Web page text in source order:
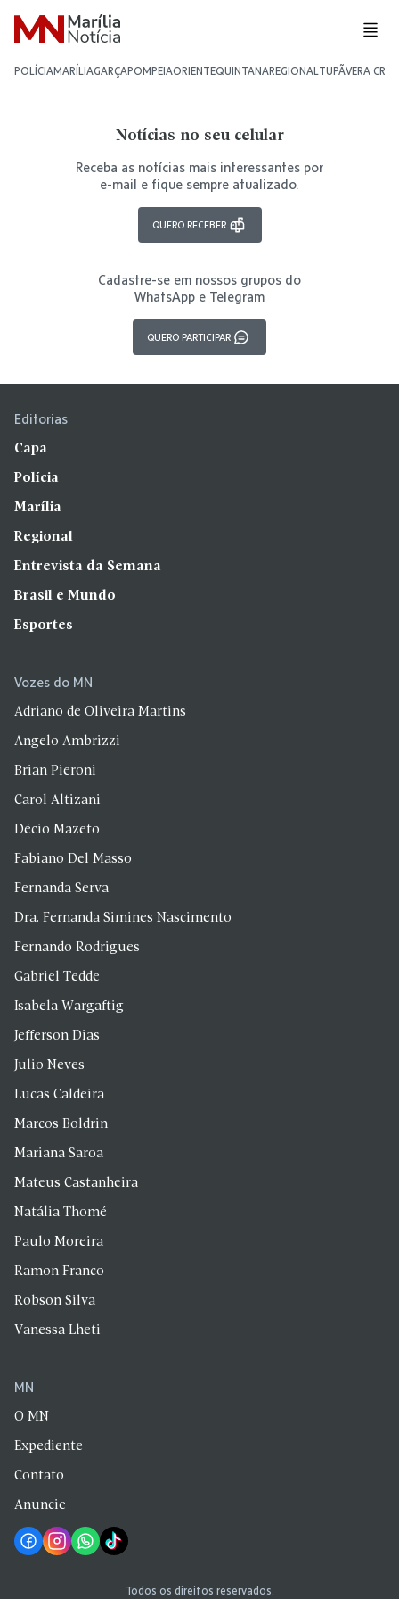
POLÍCIAMARÍLIAGARÇAPOMPEIAORIENTEQUINTANAREGIONALTUPÃVERA CRUZ
Notícias no seu celular
Receba as notícias mais interessantes por
e-mail e fique sempre atualizado.
QUERO RECEBER
Cadastre-se em nossos grupos do
WhatsApp e Telegram
QUERO PARTICIPAR
Editorias
Capa
Polícia
Marília
Regional
Entrevista da Semana
Brasil e Mundo
Esportes
Vozes do MN
Adriano de Oliveira Martins
Angelo Ambrizzi
Brian Pieroni
Carol Altizani
Décio Mazeto
Fabiano Del Masso
Fernanda Serva
Dra. Fernanda Simines Nascimento
Fernando Rodrigues
Gabriel Tedde
Isabela Wargaftig
Jefferson Dias
Julio Neves
Lucas Caldeira
Marcos Boldrin
Mariana Saroa
Mateus Castanheira
Natália Thomé
Paulo Moreira
Ramon Franco
Robson Silva
Vanessa Lheti
MN
O MN
Expediente
Contato
Anuncie
Todos os direitos reservados.